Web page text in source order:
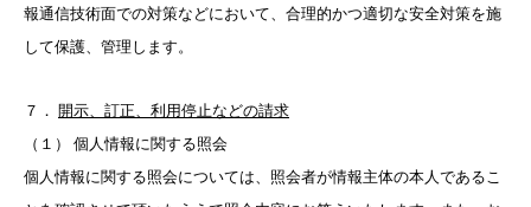
報通信技術面での対策などにおいて、合理的かつ適切な安全対策を施
して保護、管理します。
７． 開示、訂正、利用停止などの請求
（１） 個人情報に関する照会
個人情報に関する照会については、照会者が情報主体の本人であるこ